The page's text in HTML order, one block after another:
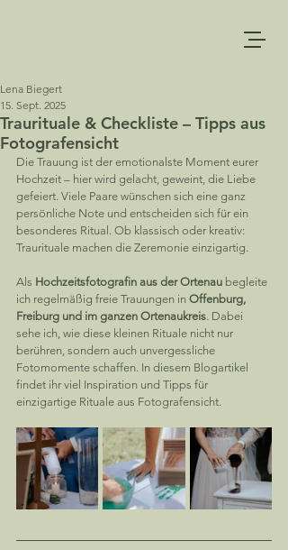
Traurituale & Checkliste – Tipps aus
Fotografensicht
Lena Biegert
15. Sept. 2025
Die Trauung ist der emotionalste Moment eurer
Hochzeit – hier wird gelacht, geweint, die Liebe
gefeiert. Viele Paare wünschen sich eine ganz
persönliche Note und entscheiden sich für ein
besonderes Ritual. Ob klassisch oder kreativ:
Traurituale machen die Zeremonie einzigartig.
Als Hochzeitsfotografin aus der Ortenau begleite
ich regelmäßig freie Trauungen in Offenburg,
Freiburg und im ganzen Ortenaukreis. Dabei
sehe ich, wie diese kleinen Rituale nicht nur
berühren, sondern auch unvergessliche
Fotomomente schaffen. In diesem Blogartikel
findet ihr viel Inspiration und Tipps für
einzigartige Rituale aus Fotografensicht.